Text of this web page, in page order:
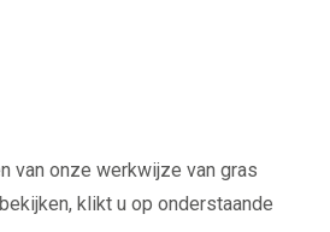
van onze werkwijze van gras
klikt u op onderstaande